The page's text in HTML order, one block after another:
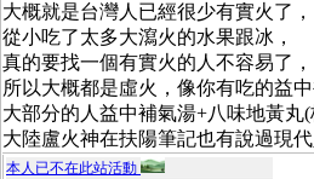
大概就是台灣人已經很少有實火了，
從小吃了太多大瀉火的水果跟冰，
真的要找一個有實火的人不容易了，
所以大概都是虛火，像你有吃的益
大部分的人益中補氣湯+八味地黃丸(
大陸盧火神在扶陽筆記也有說過現代
本人已不在此站活動